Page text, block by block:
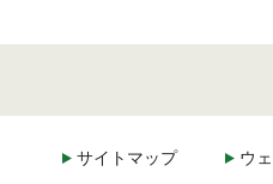
サイトマップ ウ